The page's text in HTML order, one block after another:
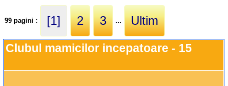
99 pagini : [1] 2 3 ... Ultim
Clubul mamicilor incepatoare - 15